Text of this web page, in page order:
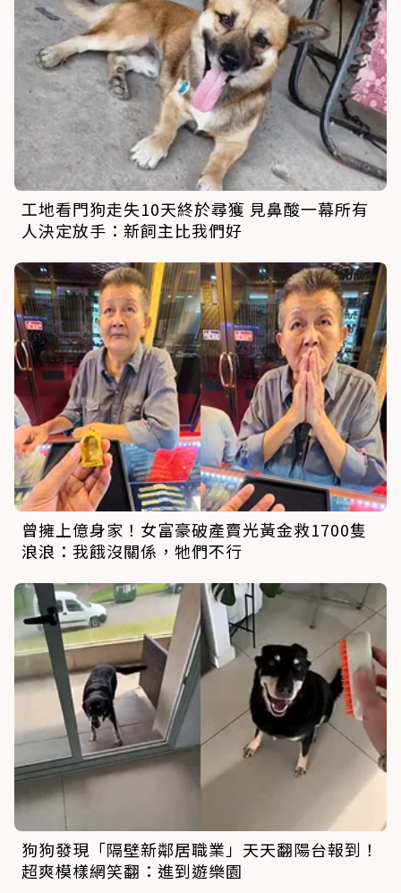
工地看門狗走失10天終於尋獲 見鼻酸一幕所有
人決定放手：新飼主比我們好
曾擁上億身家！女富豪破產賣光黃金救1700隻
浪浪：我餓沒關係，牠們不行
狗狗發現「隔壁新鄰居職業」天天翻陽台報到！
超爽模樣網笑翻：進到遊樂園